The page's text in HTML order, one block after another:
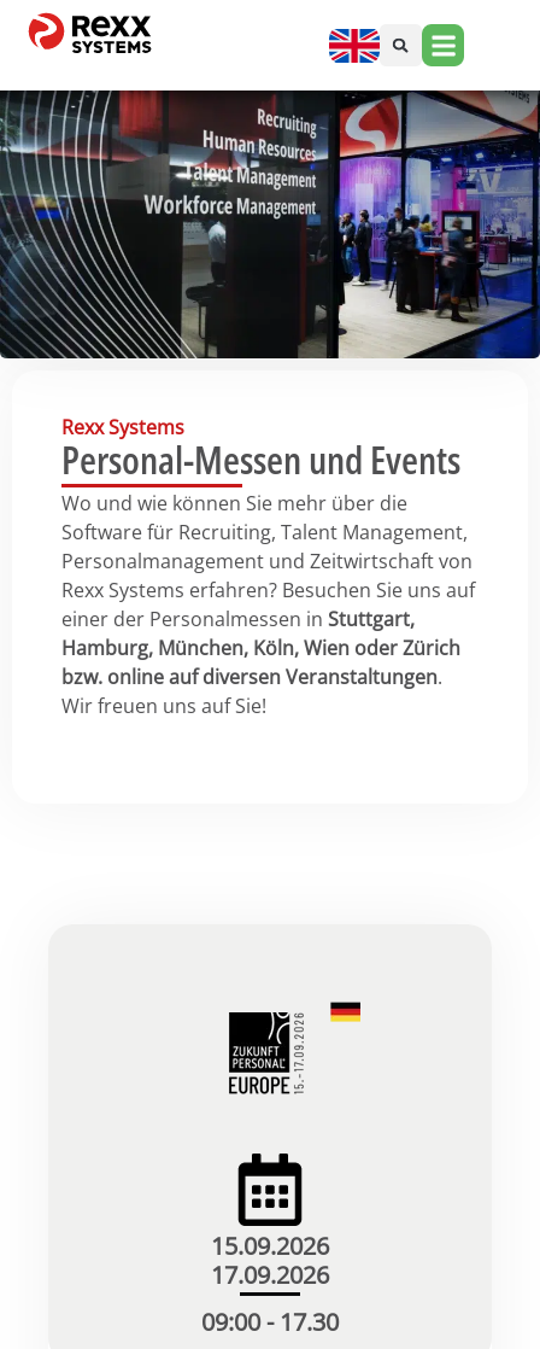
Rexx Systems
Personal-Messen und Events​
Wo und wie können Sie mehr über die
Software für Recruiting, Talent Management,
Personalmanagement und Zeitwirtschaft von
Rexx Systems erfahren? Besuchen Sie uns auf
einer der Personalmessen inStuttgart,
Hamburg, München, Köln, Wien oder Zürich
bzw. online auf diversen Veranstaltungen.
Wir freuen uns auf Sie!
15.09.2026
17.09.2026
09:00 - 17.30